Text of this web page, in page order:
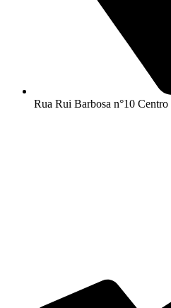
Rua Rui Barbosa n°10